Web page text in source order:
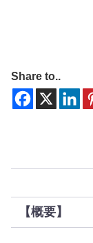
Share to..
【概要】